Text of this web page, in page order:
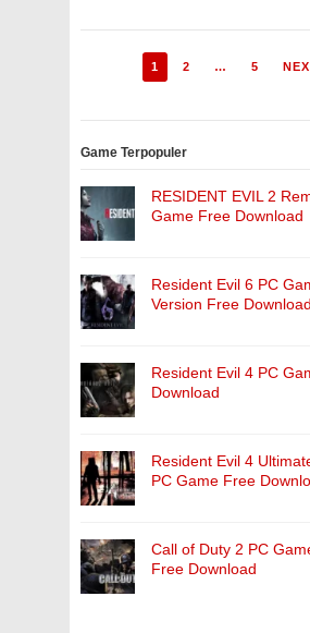
1 2 … 5
Game Terpopuler
RESIDENT EVIL 2
Game Free Download
Resident Evil 6 PC
Version Free Download
Resident Evil 4 PC
Download
Resident Evil 4
PC Game Free
Call of Duty 2 PC
Free Download